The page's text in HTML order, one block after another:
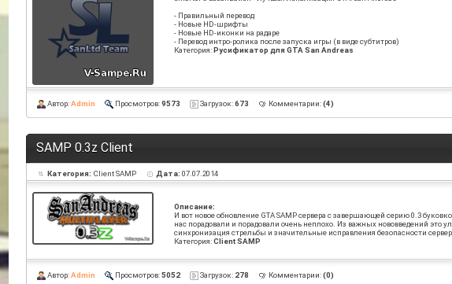
- Правильный перевод
- Новые HD-шрифты
- Новые HD-иконки на радаре
- Перевод интро-ролика после запуска игры (в виде субтитров)
Категория:Русификатор для GTA San Andreas
Автор:Admin Просмотров:9573 Загрузок:673 Комментарии:(4)
SAMP 0.3z Client
Категория: Client SAMP Дата: 07.07.2014
Описание:
И вот новое обновление GTA SAMP сервера с завершающей серию 0.3
нас порадовали и порадовали очень неплохо. Из важных нововведений это
синхронизация стрельбы и значительные исправления безопасности
Категория:Client SAMP
Автор:Admin Просмотров:5052 Загрузок: 278 Комментарии:(0)